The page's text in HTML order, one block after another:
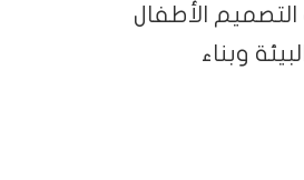
الأطفال
وبناء